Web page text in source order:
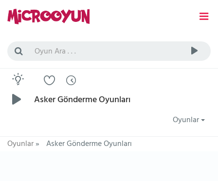
Asker Gönderme Oyunları
Oyunlar
Oyunlar» Asker Gönderme Oyunları